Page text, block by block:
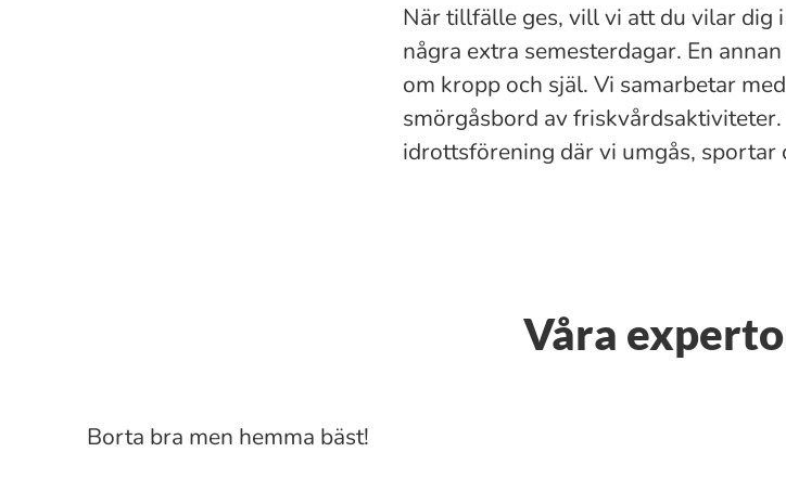
När tillfälle ges, vill vi att du vilar dig
några extra semesterdagar. En
om kropp och själ. Vi samarbetar
smörgåsbord av friskvårdsaktiviteter.
idrottsförening där vi umgås, sportar
Våra
Borta bra men hemma bäst!